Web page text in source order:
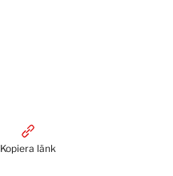
Kopiera länk